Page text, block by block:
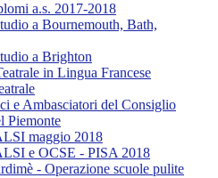
a.s. 2017-2018
a Bournemouth, Bath,
a Brighton
in Lingua Francese
e Ambasciatori del Consiglio
Piemonte
maggio 2018
e OCSE - PISA 2018
- Operazione scuole pulite